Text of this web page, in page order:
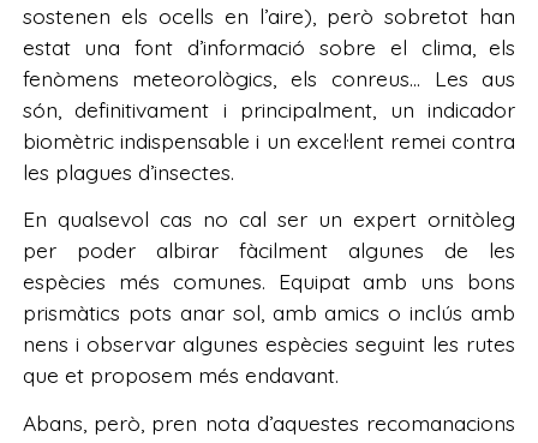
sostenen els ocells en l’aire), però sobretot han
estat una font d’informació sobre el clima, els
fenòmens meteorològics, els conreus… Les aus
són, definitivament i principalment, un indicador
biomètric indispensable i un excel·lent remei contra
les plagues d’insectes.
En qualsevol cas no cal ser un expert ornitòleg
per poder albirar fàcilment algunes de les
espècies més comunes. Equipat amb uns bons
prismàtics pots anar sol, amb amics o inclús amb
nens i observar algunes espècies seguint les rutes
que et proposem més endavant.
Abans, però, pren nota d’aquestes recomanacions